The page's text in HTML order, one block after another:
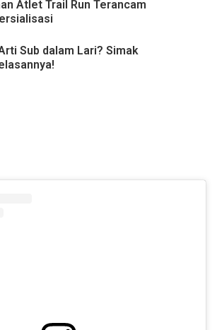
Atlet Trail Run Terancam
Sub dalam Lari? Simak